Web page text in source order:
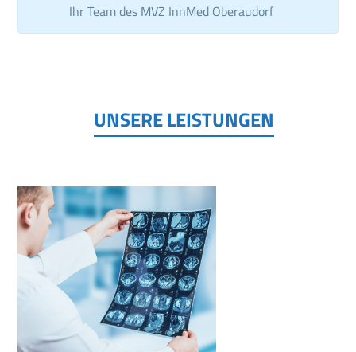
Ihr Team des MVZ InnMed Oberaudorf
UNSERE LEISTUNGEN